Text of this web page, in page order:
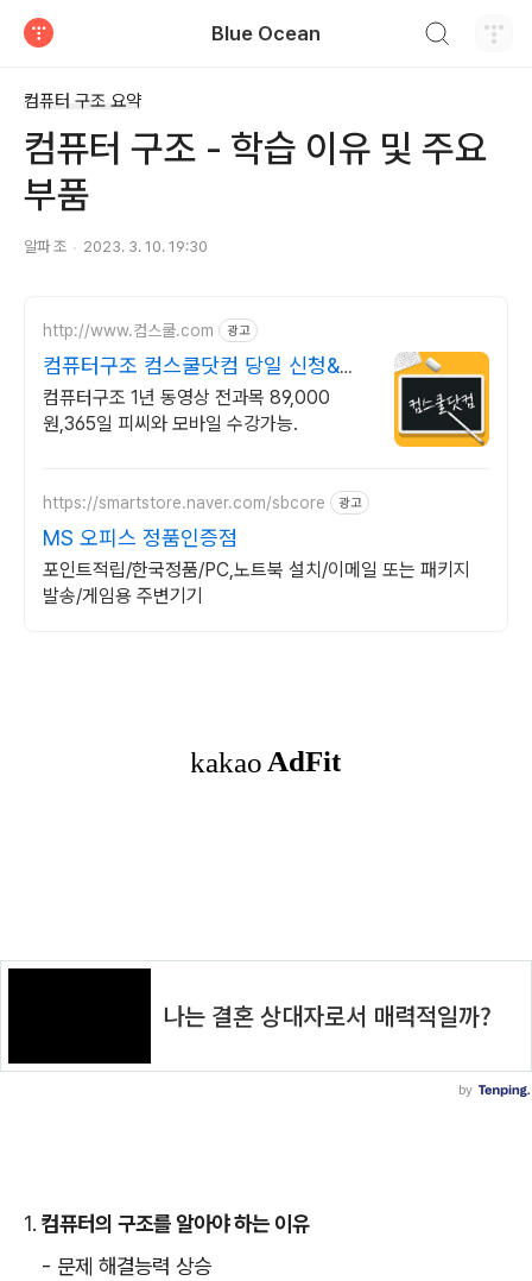
Blue Ocean
컴퓨터 구조 요약
컴퓨터 구조 - 학습 이유 및 주요
부품
알파 조 2023. 3. 10. 19:30
http://www.컴스쿨.com 광고
컴퓨터구조 컴스쿨닷컴 당일 신청&결
제시 기프티콘!
컴퓨터구조 1년 동영상 전과목 89,000
원,365일 피씨와 모바일 수강가능.
https://smartstore.naver.com/sbcore 광고
MS 오피스 정품인증점
포인트적립/한국정품/PC,노트북 설치/이메일 또는 패키지
발송/게임용 주변기기
1. 컴퓨터의 구조를 알아야 하는 이유
- 문제 해결능력 상승